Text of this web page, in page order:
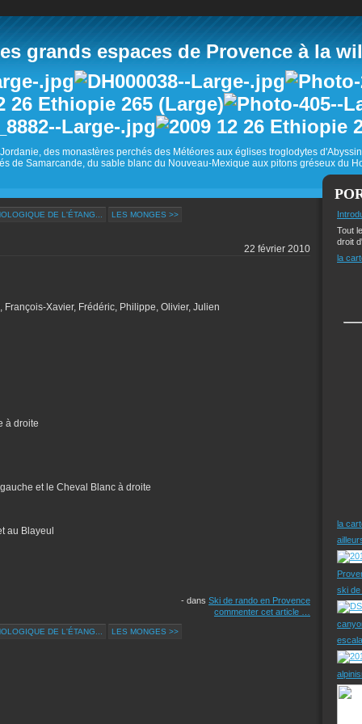
grands espaces de Provence à la
des monastères perchés des Météores aux églises troglodytes
de Samarcande, du sable blanc du Nouveau-Mexique aux pitons gréseux du
DE L'ÉTANG... LES MONGES >>
22 février 2010
Xavier, Frédéric, Philippe, Olivier, Julien
à droite
et le Cheval Blanc à droite
au Blayeul
- dans Ski de rando en Provence
commenter cet article
DE L'ÉTANG... LES MONGES >>
Tout
droit
la
la
ski de